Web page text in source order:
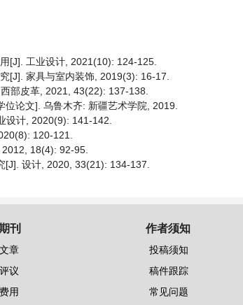
[J]. 工业设计, 2021(10): 124-125.
[J]. 家具与室内装饰, 2019(3): 16-17.
部皮革, 2021, 43(22): 137-138.
论文]. 乌鲁木齐: 新疆艺术学院, 2019.
设计, 2020(9): 141-142.
120-121.
18(4): 92-95.
[J]. 设计, 2020, 33(21): 134-137.
刊
章
议
用
作者须知
投稿须知
稿件跟踪
常见问题